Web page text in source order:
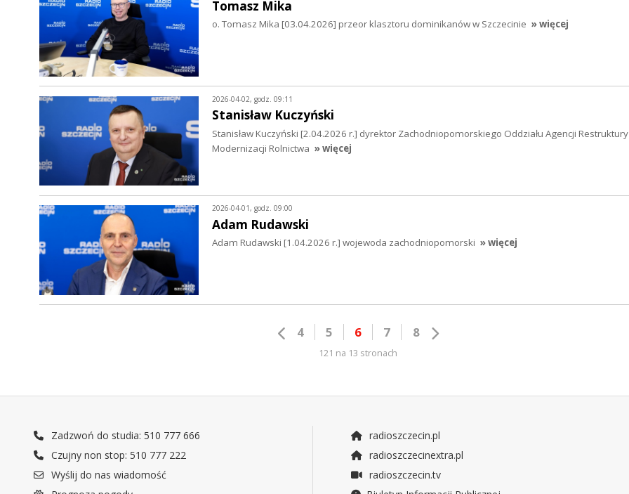
Tomasz Mika
o. Tomasz Mika [03.04.2026] przeor klasztoru dominikanów w Szczecinie » więcej
2026-04-02, godz. 09:11
Stanisław Kuczyński
Stanisław Kuczyński [2.04.2026 r.] dyrektor Zachodniopomorskiego Oddziału Agencji
Modernizacji Rolnictwa » więcej
2026-04-01, godz. 09:00
Adam Rudawski
Adam Rudawski [1.04.2026 r.] wojewoda zachodniopomorski » więcej
4 5 6 7 8
121 na 13 stronach
Zadzwoń do studia: 510 777 666
Czujny non stop: 510 777 222
Wyślij do nas wiadomość
radioszczecin.pl
radioszczecinextra.pl
radioszczecin.tv